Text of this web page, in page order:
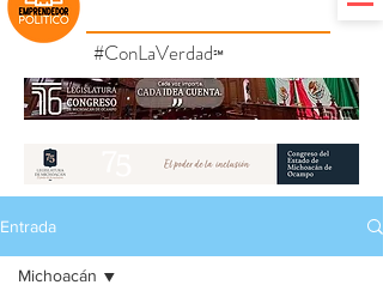
#ConLaVerdad℠
Entrada
Michoacán